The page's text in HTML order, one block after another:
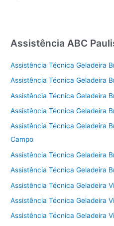
Assistência ABC
Assistência Técnica Geladeira
Assistência Técnica Geladeira
Assistência Técnica Geladeira
Assistência Técnica Geladeira
Assistência Técnica Geladeira
Campo
Assistência Técnica Geladeira
Assistência Técnica Geladeira
Assistência Técnica Geladeira
Assistência Técnica Geladeira
Assistência Técnica Geladeira